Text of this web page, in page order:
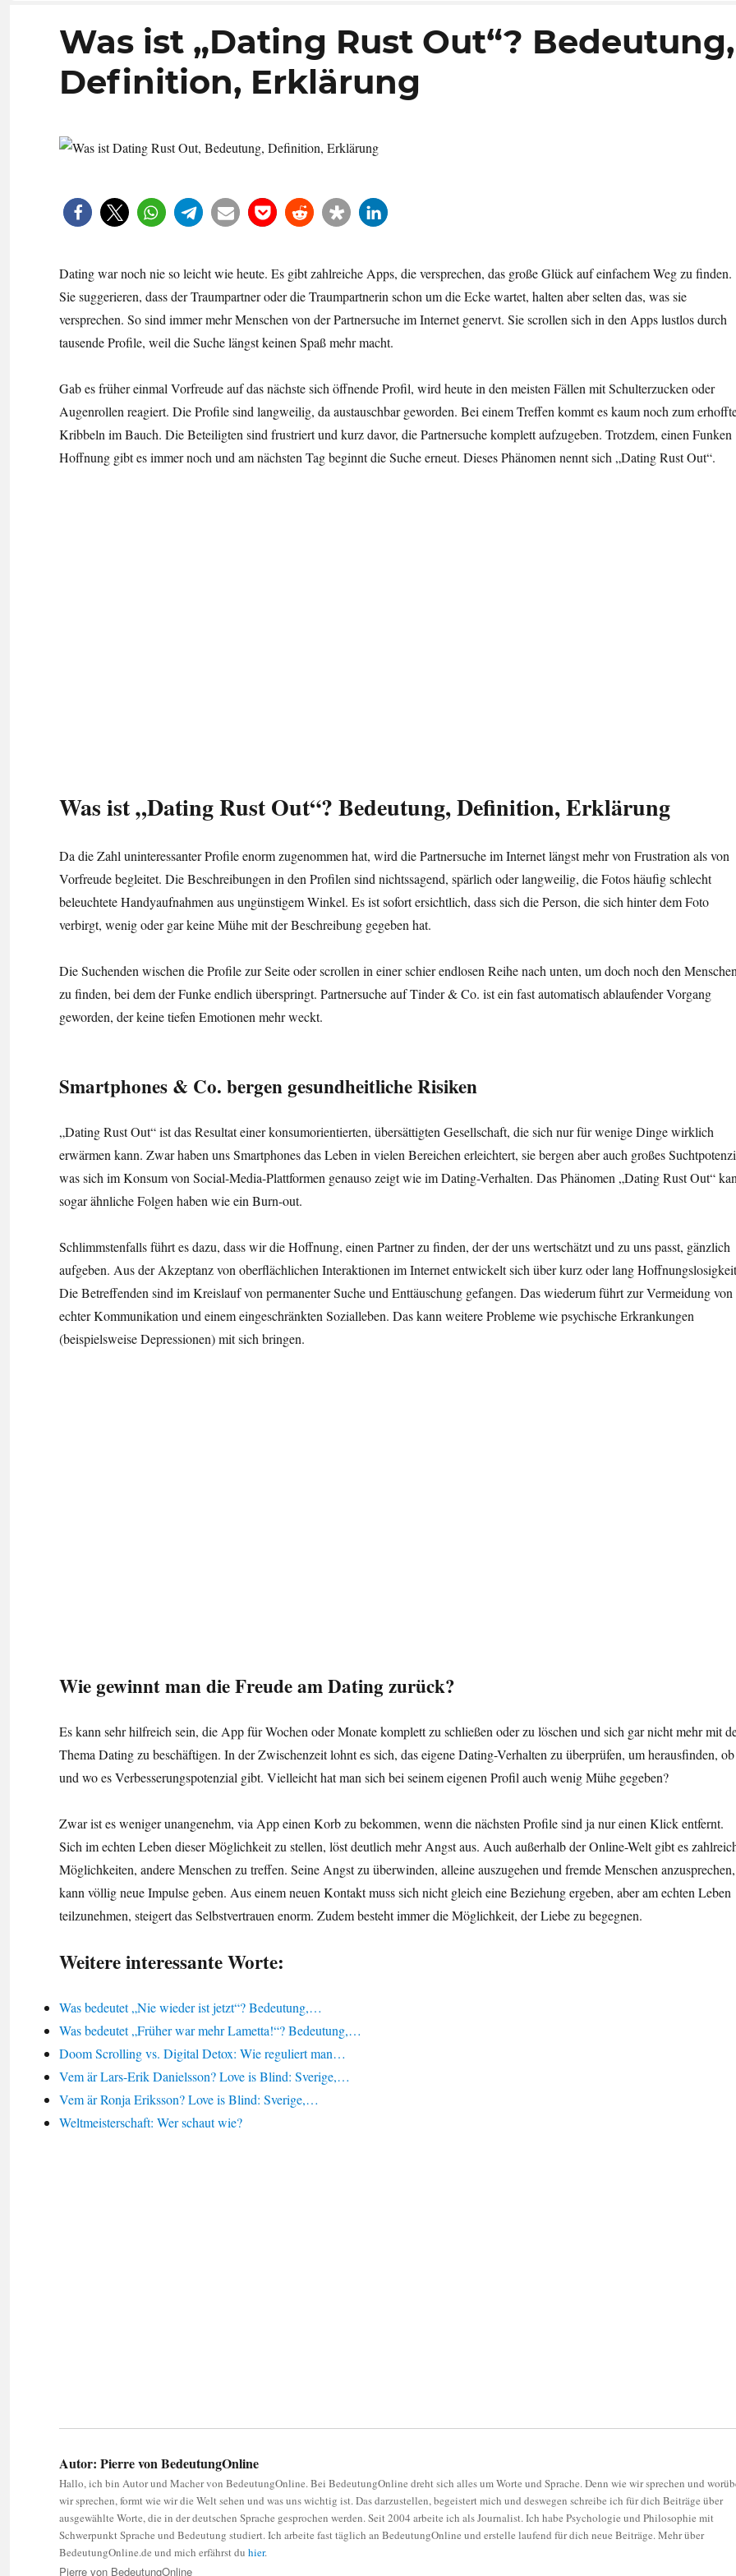
Was ist „Dating Rust Out“? Bedeutung,
Definition, Erklärung
Dating war noch nie so leicht wie heute. Es gibt zahlreiche Apps, die versprechen, das große Glück auf einfachem Weg zu finden.
Sie suggerieren, dass der Traumpartner oder die Traumpartnerin schon um die Ecke wartet, halten aber selten das, was sie
versprechen. So sind immer mehr Menschen von der Partnersuche im Internet genervt. Sie scrollen sich in den Apps lustlos durch
tausende Profile, weil die Suche längst keinen Spaß mehr macht.
Gab es früher einmal Vorfreude auf das nächste sich öffnende Profil, wird heute in den meisten Fällen mit Schulterzucken oder
Augenrollen reagiert. Die Profile sind langweilig, da austauschbar geworden. Bei einem Treffen kommt es kaum noch zum
Kribbeln im Bauch. Die Beteiligten sind frustriert und kurz davor, die Partnersuche komplett aufzugeben. Trotzdem, einen Funken
Hoffnung gibt es immer noch und am nächsten Tag beginnt die Suche erneut. Dieses Phänomen nennt sich „Dating Rust Out“.
Was ist „Dating Rust Out“? Bedeutung, Definition, Erklärung
Da die Zahl uninteressanter Profile enorm zugenommen hat, wird die Partnersuche im Internet längst mehr von Frustration als von
Vorfreude begleitet. Die Beschreibungen in den Profilen sind nichtssagend, spärlich oder langweilig, die Fotos häufig schlecht
beleuchtete Handyaufnahmen aus ungünstigem Winkel. Es ist sofort ersichtlich, dass sich die Person, die sich hinter dem Foto
verbirgt, wenig oder gar keine Mühe mit der Beschreibung gegeben hat.
Die Suchenden wischen die Profile zur Seite oder scrollen in einer schier endlosen Reihe nach unten, um doch noch den
zu finden, bei dem der Funke endlich überspringt. Partnersuche auf Tinder & Co. ist ein fast automatisch ablaufender Vorgang
geworden, der keine tiefen Emotionen mehr weckt.
Smartphones & Co. bergen gesundheitliche Risiken
„Dating Rust Out“ ist das Resultat einer konsumorientierten, übersättigten Gesellschaft, die sich nur für wenige Dinge wirklich
erwärmen kann. Zwar haben uns Smartphones das Leben in vielen Bereichen erleichtert, sie bergen aber auch großes
was sich im Konsum von Social-Media-Plattformen genauso zeigt wie im Dating-Verhalten. Das Phänomen „Dating Rust Out“
sogar ähnliche Folgen haben wie ein Burn-out.
Schlimmstenfalls führt es dazu, dass wir die Hoffnung, einen Partner zu finden, der der uns wertschätzt und zu uns passt, gänzlich
aufgeben. Aus der Akzeptanz von oberflächlichen Interaktionen im Internet entwickelt sich über kurz oder lang
Die Betreffenden sind im Kreislauf von permanenter Suche und Enttäuschung gefangen. Das wiederum führt zur Vermeidung von
echter Kommunikation und einem eingeschränkten Sozialleben. Das kann weitere Probleme wie psychische Erkrankungen
(beispielsweise Depressionen) mit sich bringen.
Wie gewinnt man die Freude am Dating zurück?
Es kann sehr hilfreich sein, die App für Wochen oder Monate komplett zu schließen oder zu löschen und sich gar nicht mehr mit
Thema Dating zu beschäftigen. In der Zwischenzeit lohnt es sich, das eigene Dating-Verhalten zu überprüfen, um herausfinden, ob
und wo es Verbesserungspotenzial gibt. Vielleicht hat man sich bei seinem eigenen Profil auch wenig Mühe gegeben?
Zwar ist es weniger unangenehm, via App einen Korb zu bekommen, wenn die nächsten Profile sind ja nur einen Klick entfernt.
Sich im echten Leben dieser Möglichkeit zu stellen, löst deutlich mehr Angst aus. Auch außerhalb der Online-Welt gibt es
Möglichkeiten, andere Menschen zu treffen. Seine Angst zu überwinden, alleine auszugehen und fremde Menschen anzusprechen,
kann völlig neue Impulse geben. Aus einem neuen Kontakt muss sich nicht gleich eine Beziehung ergeben, aber am echten Leben
teilzunehmen, steigert das Selbstvertrauen enorm. Zudem besteht immer die Möglichkeit, der Liebe zu begegnen.
Weitere interessante Worte:
Was bedeutet „Nie wieder ist jetzt“? Bedeutung,…
Was bedeutet „Früher war mehr Lametta!“? Bedeutung,…
Doom Scrolling vs. Digital Detox: Wie reguliert man…
Vem är Lars-Erik Danielsson? Love is Blind: Sverige,…
Vem är Ronja Eriksson? Love is Blind: Sverige,…
Weltmeisterschaft: Wer schaut wie?
Autor: Pierre von BedeutungOnline
Hallo, ich bin Autor und Macher von BedeutungOnline. Bei BedeutungOnline dreht sich alles um Worte und Sprache. Denn wie wir sprechen und
wir sprechen, formt wie wir die Welt sehen und was uns wichtig ist. Das darzustellen, begeistert mich und deswegen schreibe ich für dich Beiträge über
ausgewählte Worte, die in der deutschen Sprache gesprochen werden. Seit 2004 arbeite ich als Journalist. Ich habe Psychologie und Philosophie mit
Schwerpunkt Sprache und Bedeutung studiert. Ich arbeite fast täglich an BedeutungOnline und erstelle laufend für dich neue Beiträge. Mehr über
BedeutungOnline.de und mich erfährst du hier.
Autor
Pierre von BedeutungOnline